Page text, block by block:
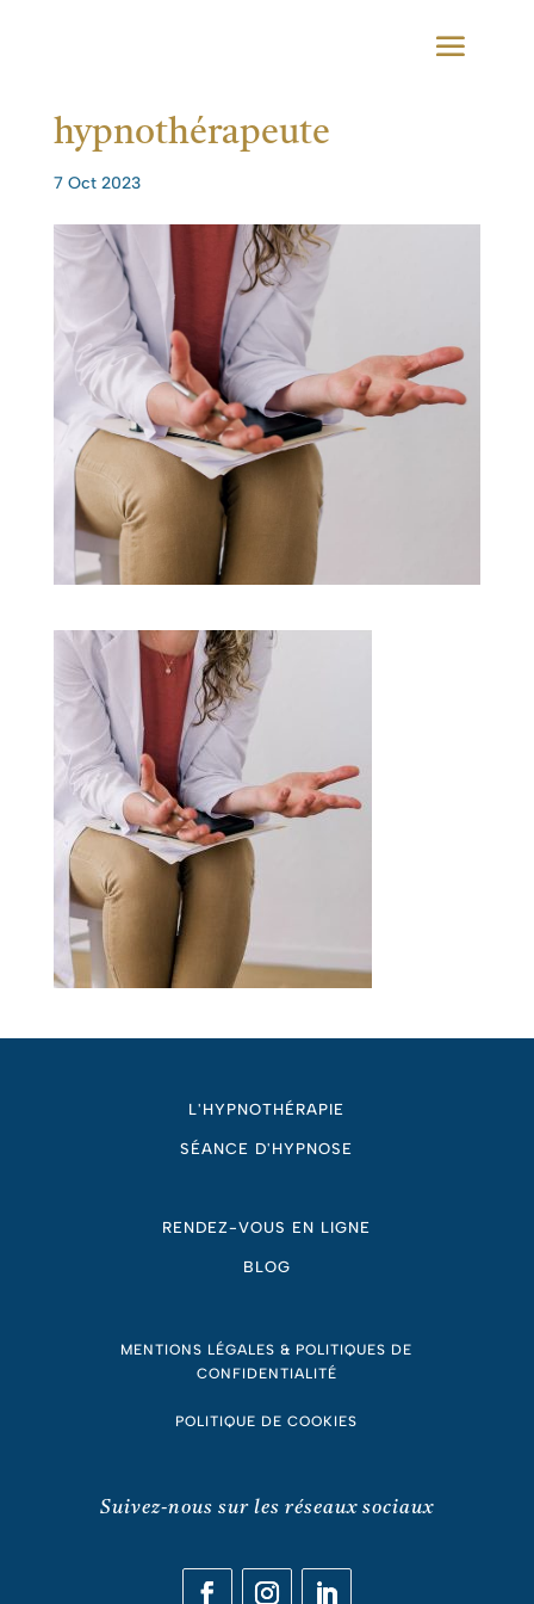
hypnothérapeute
7 Oct 2023
L'HYPNOTHÉRAPIE
SÉANCE D'HYPNOSE
RENDEZ-VOUS EN LIGNE
BLOG
MENTIONS LÉGALES & POLITIQUES DE
CONFIDENTIALITÉ
POLITIQUE DE COOKIES
Suivez-nous sur les réseaux sociaux